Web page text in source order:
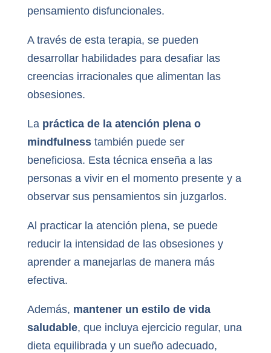
pensamiento disfuncionales.
A través de esta terapia, se pueden
desarrollar habilidades para desafiar las
creencias irracionales que alimentan las
obsesiones.
La práctica de la atención plena o
mindfulnesstambién puede ser
beneficiosa. Esta técnica enseña a las
personas a vivir en el momento presente y a
observar sus pensamientos sin juzgarlos.
Al practicar la atención plena, se puede
reducir la intensidad de las obsesiones y
aprender a manejarlas de manera más
efectiva.
Además, mantener un estilo de vida
saludable, que incluya ejercicio regular, una
dieta equilibrada y un sueño adecuado,